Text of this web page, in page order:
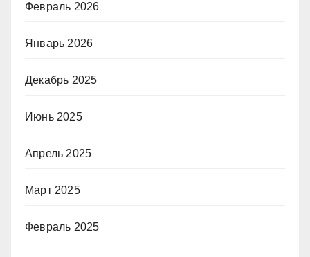
Февраль 2026
Январь 2026
Декабрь 2025
Июнь 2025
Апрель 2025
Март 2025
Февраль 2025